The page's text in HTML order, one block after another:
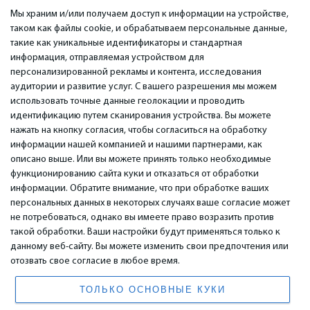
Мы храним и/или получаем доступ к информации на устройстве,
таком как файлы cookie, и обрабатываем персональные данные,
такие как уникальные идентификаторы и стандартная
информация, отправляемая устройством для
персонализированной рекламы и контента, исследования
аудитории и развитие услуг. С вашего разрешения мы можем
использовать точные данные геолокации и проводить
идентификацию путем сканирования устройства. Вы можете
нажать на кнопку согласия, чтобы согласиться на обработку
информации нашей компанией и нашими партнерами, как
описано выше. Или вы можете принять только необходимые
функционированию сайта куки и отказаться от обработки
информации. Обратите внимание, что при обработке ваших
персональных данных в некоторых случаях ваше согласие может
не потребоваться, однако вы имеете право возразить против
такой обработки. Ваши настройки будут применяться только к
данному веб-сайту. Вы можете изменить свои предпочтения или
отозвать свое согласие в любое время.
ТОЛЬКО ОСНОВНЫЕ КУКИ
ВАЖНОЕ
Сервисные центры
Гарантия
Условия использования
Политика
конфиденциальности
Контакты
Дистанционный договор
КОНТАКТЫ
Тел. +371 67296734
Моб. +371 27725222
WhatsApp +371 27725222
Краста 89, Рига, Латвия
© 2026 All Rights Reserved.
www.bm.market
High Yield System LP
196 Rose Street, Suite 3, Edinburgh, EH2 4AT, Scotland, United Kingdom